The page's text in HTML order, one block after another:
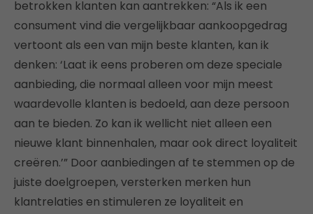
betrokken klanten kan aantrekken: “Als ik een
consument vind die vergelijkbaar aankoopgedrag
vertoont als een van mijn beste klanten, kan ik
denken: ‘Laat ik eens proberen om deze speciale
aanbieding, die normaal alleen voor mijn meest
waardevolle klanten is bedoeld, aan deze persoon
aan te bieden. Zo kan ik wellicht niet alleen een
nieuwe klant binnenhalen, maar ook direct loyaliteit
creëren.’” Door aanbiedingen af te stemmen op de
juiste doelgroepen, versterken merken hun
klantrelaties en stimuleren ze loyaliteit en